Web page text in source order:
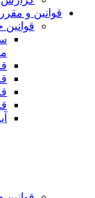
قوانین و